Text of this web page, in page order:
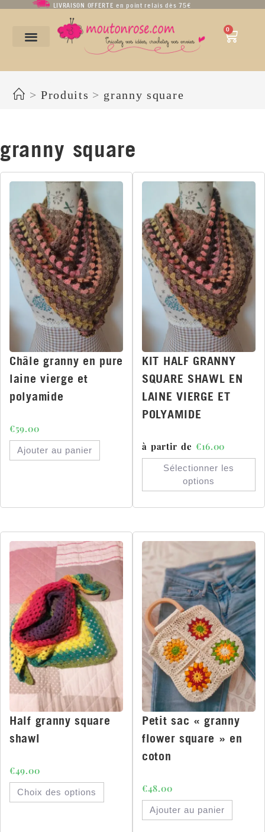
LIVRAISON OFFERTE en point relais dès 75€
0
> Produits > granny square
granny square
Châle granny en pure
laine vierge et
polyamide
€59.00
Ajouter au panier
KIT HALF GRANNY
SQUARE SHAWL EN
LAINE VIERGE ET
POLYAMIDE
à partir de €16.00
Sélectionner les
options
Half granny square
shawl
€49.00
Choix des options
Petit sac « granny
flower square » en
coton
€48.00
Ajouter au panier